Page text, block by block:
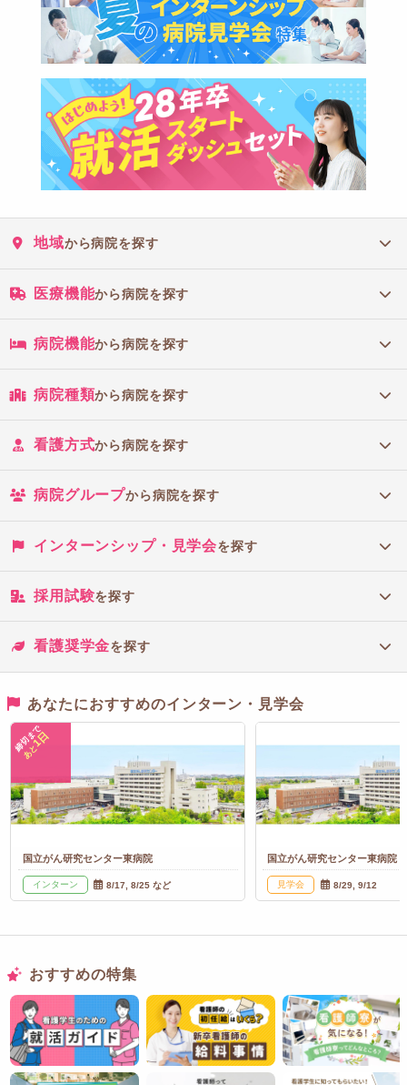
地域から病院を探す
医療機能から病院を探す
病院機能から病院を探す
病院種類から病院を探す
看護方式から病院を探す
病院グループから病院を探す
インターンシップ・見学会を探す
採用試験を探す
看護奨学金を探す
あなたにおすすめのインターン・見学会
締切まで
あと
1日
国立がん研究センター東病院
インターン 8/17, 8/25 など
国立がん研究センター東病院
見学会 8/29, 9/12
おすすめの特集